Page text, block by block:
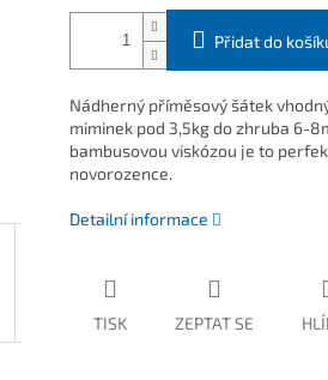
Přidat do
Nádherný příměsový šátek
miminek pod 3,5kg do zhruba 6-
bambusovou viskózou je to
novorozence.
Detailní informace
TISK ZEPTAT SE